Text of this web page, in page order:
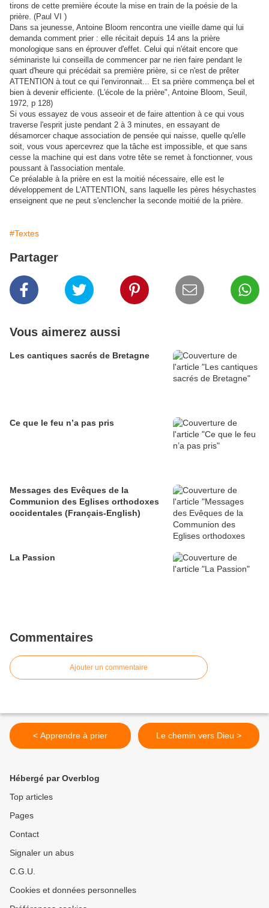
tirons de cette première écoute la mise en train de la poésie de la
prière. (Paul VI )
Dans sa jeunesse, Antoine Bloom rencontra une vieille dame qui lui
demanda comment prier : elle récitait depuis 14 ans la prière
monologique sans en éprouver d'effet. Celui qui n'était encore que
séminariste lui conseilla de commencer par ne rien faire pendant le
quart d'heure qui précédait sa première prière, si ce n'est de prêter
ATTENTION à tout ce qui l'environnait... Et sa prière commença bel et
bien à devenir efficiente. (L'école de la prière", Antoine Bloom, Seuil,
1972, p 128)
Si vous essayez de vous asseoir et de faire attention à ce qui vous
traverse l'esprit juste pendant 2 à 3 minutes, en essayant de
désamorcer chaque association de pensée qui naisse, quelle qu'elle
soit, vous vous apercevrez que la tâche est impossible, et que sans
cesse la machine qui est dans votre tête se remet à fonctionner, vous
poussant à l'association mentale.
Ce préalable à la prière en est la moitié nécessaire, elle est le
développement de L'ATTENTION, sans laquelle les pères hésychastes
enseignent que ne peut s'enclencher la seconde moitié de la prière.
#Textes
Partager
Vous aimerez aussi
Les cantiques sacrés de Bretagne
Ce que le feu n’a pas pris
Messages des Evêques de la
Communion des Eglises orthodoxes
occidentales (Français-English)
La Passion
Commentaires
Ajouter un commentaire
< Apprendre à prier Le chemin vers Dieu >
Hébergé par Overblog
Top articles
Pages
Contact
Signaler un abus
C.G.U.
Cookies et données personnelles